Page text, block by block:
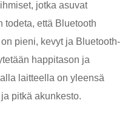
jotka asuvat
todeta, että Bluetooth
pieni, kevyt ja Bluetooth-
happitason ja
laitteella on yleensä
pitkä akunkesto.